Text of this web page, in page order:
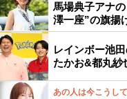
馬場典子アナ
澤一座”の旗揚
レインボー池
たかお&都丸紗
あの人は今こうし